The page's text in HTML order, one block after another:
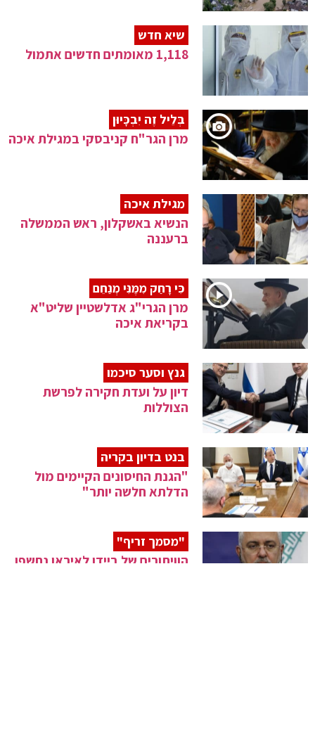
שיא חדש
1,118 מאומתים חדשים אתמול
בְּלֵיל זֶה יִבְכָּיוּן
מרן הגר"ח קניבסקי במגילת איכה
מגילת איכה
הנשיא באשקלון, ראש הממשלה
ברעננה
כִּי רָחַק מִמֶּנִּי מְנַחֵם
מרן הגרי"ג אדלשטיין שליט"א
בקריאת איכה
גנץ וסער סיכמו
דיון על ועדת חקירה לפרשת
הצוללות
בנט בדיון בקריה
"הגנת החיסונים הקיימים מול
הדלתא חלשה יותר"
"מסמך זריף"
הוויתורים של ביידן לאיראן נחשפו